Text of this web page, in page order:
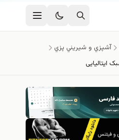
آشپزي و شيريني پزي
ایتالیایی